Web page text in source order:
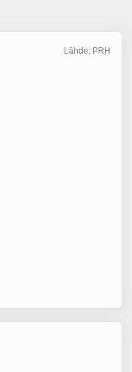
Lähde: PRH